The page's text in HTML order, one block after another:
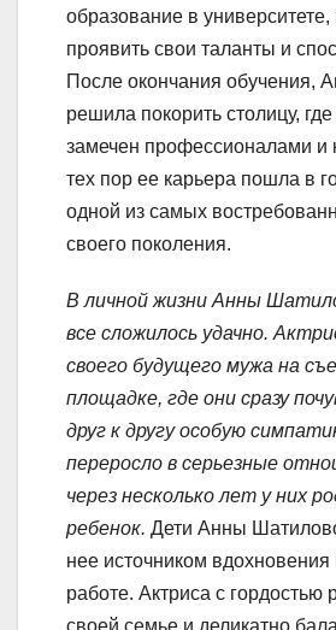
образование в университете,
проявить свои таланты и
После окончания обучения,
решила покорить столицу,
замечен профессионалами и
тех пор ее карьера пошла в
одной из самых
своего поколения.
В личной жизни Анны
все сложилось удачно.
своего будущего мужа на
площадке, где они сразу
друг к другу особую
переросло в серьезные
через несколько лет у них
ребенок. Дети Анны
нее источником
работе. Актриса с гордостью